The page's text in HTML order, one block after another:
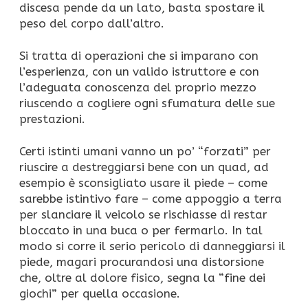
discesa pende da un lato, basta spostare il
peso del corpo dall’altro.
Si tratta di operazioni che si imparano con
l’esperienza, con un valido istruttore e con
l’adeguata conoscenza del proprio mezzo
riuscendo a cogliere ogni sfumatura delle sue
prestazioni.
Certi istinti umani vanno un po’ “forzati” per
riuscire a destreggiarsi bene con un quad, ad
esempio è sconsigliato usare il piede – come
sarebbe istintivo fare – come appoggio a terra
per slanciare il veicolo se rischiasse di restar
bloccato in una buca o per fermarlo. In tal
modo si corre il serio pericolo di danneggiarsi il
piede, magari procurandosi una distorsione
che, oltre al dolore fisico, segna la “fine dei
giochi” per quella occasione.